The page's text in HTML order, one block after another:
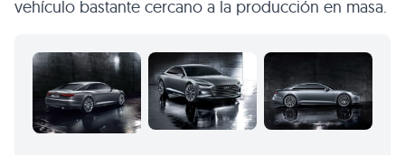
vehículo bastante cercano a la producción en masa.